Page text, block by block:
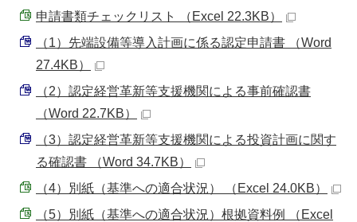
申請書類チェックリスト （Excel 22.3KB）
（1）先端設備等導入計画に係る認定申請書 （Word
27.4KB）
（2）認定経営革新等支援機関による事前確認書
（Word 22.7KB）
（3）認定経営革新等支援機関による投資計画に関す
る確認書 （Word 34.7KB）
（4）別紙（基準への適合状況） （Excel 24.0KB）
（5）別紙（基準への適合状況）根拠資料例 （Excel